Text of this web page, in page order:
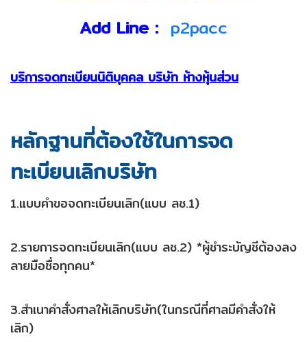
Add Line : p2pacc
บริการจดทะเบียนนิติบุคคล บริษัท ห้างหุ้นส่วน
หลักฐานที่ต้องใช้ในการจด
ทะเบียนเลิกบริษัท
1.แบบคำขอจดทะเบียนเลิก(แบบ ลช.1)
2.รายการจดทะเบียนเลิก(แบบ ลช.2) *ผู้ชำระบัญชีต้องลง
ลายมือชื่อทุกคน*
3.สำเนาคำสั่งศาลให้เลิกบริษัท(ในกรณีที่ศาลมีคำสั่งให้
เลิก)